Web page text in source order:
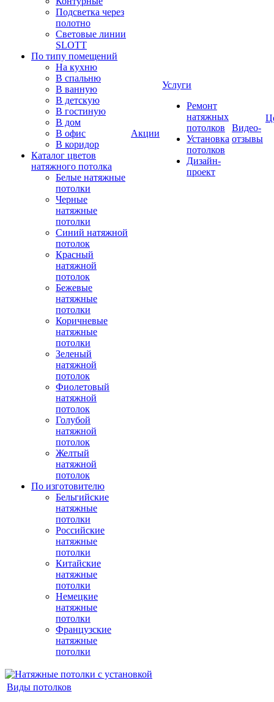
Подсветка через
полотно
Световые линии
SLOTT
По типу помещений
На кухню
В спальню
В ванную
В детскую
В гостиную
В дом
В офис
В коридор
Каталог цветов
натяжного потолка
Белые натяжные
потолки
Черные
натяжные
потолки
Синий натяжной
потолок
Красный
натяжной
потолок
Бежевые
натяжные
потолки
Коричневые
натяжные
потолки
Зеленый
натяжной
потолок
Фиолетовый
натяжной
потолок
Голубой
натяжной
потолок
Желтый
натяжной
потолок
По изготовителю
Бельгийские
натяжные
потолки
Российские
натяжные
потолки
Китайские
натяжные
потолки
Немецкие
натяжные
потолки
Французские
натяжные
потолки
Акции
Услуги
Ремонт
натяжных
потолков
Установка
потолков
Дизайн-
проект
Видео-
отзывы
Виды потолков